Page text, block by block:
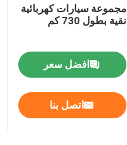
مجموعة سيارات كهربائية
نقية بطول 730 كم
افضل سعر
اتصل بنا